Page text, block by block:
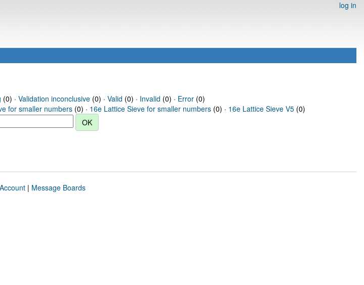
log in
(0) · Validation inconclusive(0) · Valid (0) · Invalid (0) · Error(0)
for smaller numbers (0) · 16e Lattice Sieve for smaller numbers (0) · 16e Lattice Sieve V5 (0)
| Message Boards